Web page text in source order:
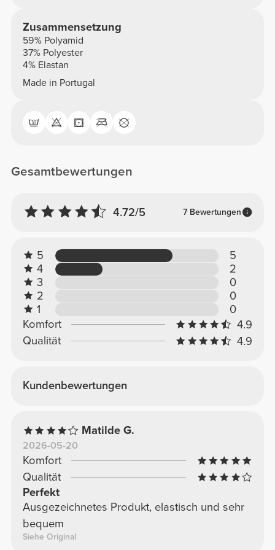
Zusammensetzung
59% Polyamid
37% Polyester
4% Elastan
Made in Portugal
Gesamtbewertungen
4.72/5 7 Bewertungen
5
5
4
2
3
0
2
0
1
0
Komfort
4.9
Qualität
4.9
Kundenbewertungen
Matilde G.
2026-05-20
Komfort
Qualität
Perfekt
Ausgezeichnetes Produkt, elastisch und sehr
bequem
Siehe Original